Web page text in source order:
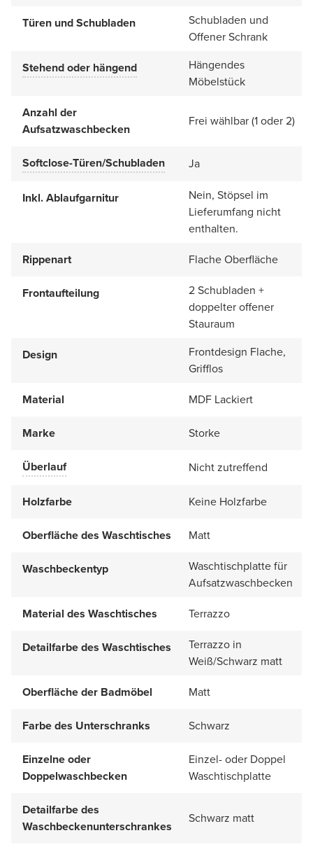
Türen und Schubladen
Schubladen und
Offener Schrank
Stehend oder hängend
Hängendes
Möbelstück
Anzahl der
Aufsatzwaschbecken
Frei wählbar (1 oder 2)
Softclose-Türen/Schubladen Ja
Inkl. Ablaufgarnitur
Nein, Stöpsel im
Lieferumfang nicht
enthalten.
Rippenart
Flache Oberfläche
Frontaufteilung
2 Schubladen +
doppelter offener
Stauraum
Design
Frontdesign Flache,
Grifflos
Material
MDF Lackiert
Marke Storke
Überlauf Nicht zutreffend
Holzfarbe Keine Holzfarbe
Oberfläche des Waschtisches Matt
Waschbeckentyp
Waschtischplatte für
Aufsatzwaschbecken
Material des Waschtisches
Terrazzo
Detailfarbe des Waschtisches
Terrazzo in
Weiß/Schwarz matt
Oberfläche der Badmöbel
Matt
Farbe des Unterschranks Schwarz
Einzelne oder
Doppelwaschbecken
Einzel- oder Doppel
Waschtischplatte
Detailfarbe des
Waschbeckenunterschrankes
Schwarz matt